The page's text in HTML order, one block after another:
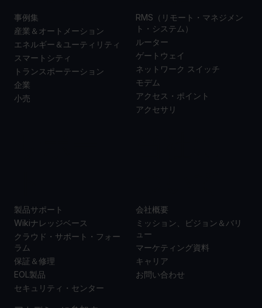
事例集
産業＆オートメーション
エネルギー＆ユーティリティ
スマートシティ
トランスポーテーション
企業
小売
RMS（リモート・マネジメン
ト・システム）
ルーター
ゲートウェイ
ネットワーク スイッチ
モデム
アクセス・ポイント
アクセサリ
製品サポート
Wikiナレッジベース
クラウド・サポート・フォー
ラム
保証＆修理
EOL製品
セキュリティ・センター
会社概要
ミッション、ビジョン＆バリ
ュー
マーケティング資料
キャリア
お問い合わせ